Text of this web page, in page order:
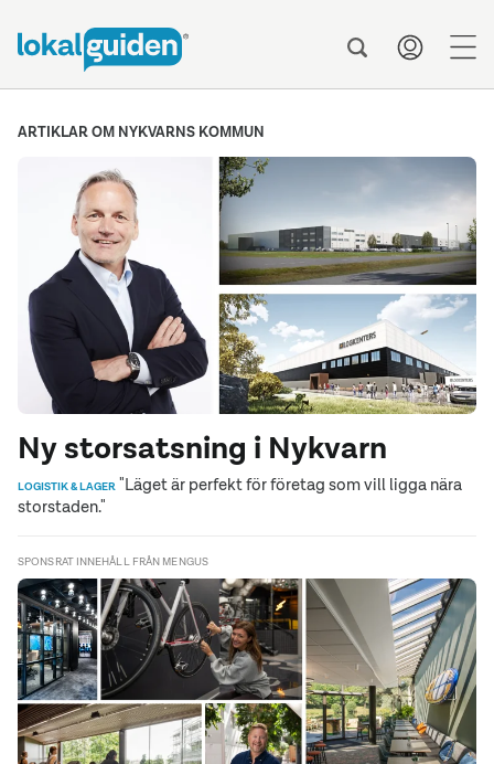
ARTIKLAR OM NYKVARNS KOMMUN
Ny storsatsning i Nykvarn
LOGISTIK & LAGER "Läget är perfekt för företag som vill ligga nära
storstaden."
SPONSRAT INNEHÅLL FRÅN MENGUS